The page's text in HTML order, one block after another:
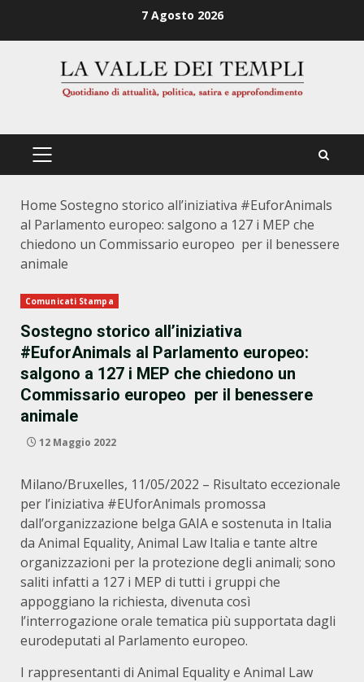
7 Agosto 2026
PRIMÄRES
Home Sostegno storico all’iniziativa #EuforAnimals
al Parlamento europeo: salgono a 127 i MEP che
chiedono un Commissario europeo per il benessere
animale
Comunicati Stampa
Sostegno storico all’iniziativa
#EuforAnimals al Parlamento europeo:
salgono a 127 i MEP che chiedono un
Commissario europeo per il benessere
animale
12 Maggio 2022
Milano/Bruxelles, 11/05/2022 – Risultato eccezionale
per l’iniziativa #EUforAnimals promossa
dall’organizzazione belga GAIA e sostenuta in Italia
da Animal Equality, Animal Law Italia e tante altre
organizzazioni per la protezione degli animali; sono
saliti infatti a 127 i MEP di tutti i gruppi che
appoggiano la richiesta, divenuta così
l’interrogazione orale tematica più supportata dagli
eurodeputati al Parlamento europeo.
I rappresentanti di Animal Equality e Animal Law